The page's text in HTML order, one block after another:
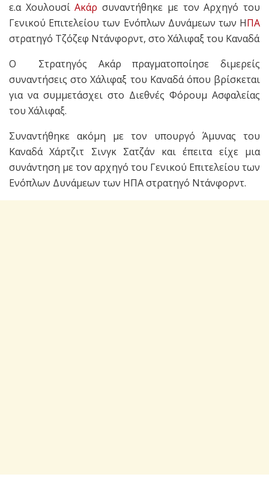
ε.α ΧουλουσίΑκάρ συναντήθηκε με τον Αρχηγό του
Γενικού Επιτελείου των Ενόπλων Δυνάμεων των ΗΠΑ
στρατηγό Τζόζεφ Ντάνφορντ, στο Χάλιφαξ του Καναδά
Ο Στρατηγός Ακάρ πραγματοποίησε διμερείς
συναντήσεις στο Χάλιφαξ του Καναδά όπου βρίσκεται
για να συμμετάσχει στο Διεθνές Φόρουμ Ασφαλείας
του Χάλιφαξ.
Συναντήθηκε ακόμη με τον υπουργό Άμυνας του
Καναδά Χάρτζιτ Σινγκ Σατζάν και έπειτα είχε μια
συνάντηση με τον αρχηγό του Γενικού Επιτελείου των
Ενόπλων Δυνάμεων των ΗΠΑ στρατηγό Ντάνφορντ.